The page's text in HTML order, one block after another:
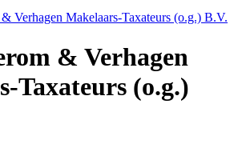
Verhagen Makelaars-Taxateurs (o.g.) B.V.
& Verhagen
Taxateurs (o.g.)